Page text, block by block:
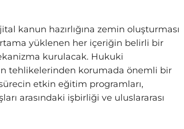
kanun hazırlığına zemin oluşturması
yüklenen her içeriğin belirli bir
kurulacak. Hukuki
tehlikelerinden korumada önemli bir
etkin eğitim programları,
arasındaki işbirliği ve uluslararası